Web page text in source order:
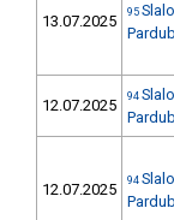
13.07.2025 95
12.07.2025 94
12.07.2025 94